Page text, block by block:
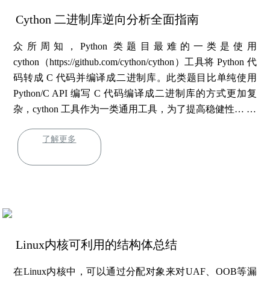
Cython 二进制库逆向分析全面指南
众所周知，Python 类题目最难的一类是使用
cython（https://github.com/cython/cython）工具将 Python 代
码转成 C 代码并编译成二进制库。此类题目比单纯使用
Python/C API 编写 C 代码编译成二进制库的方式更加复
杂，cython 工具作为一类通用工具，为了提高稳健性… …
了解更多
Linux内核可利用的结构体总结
在Linux内核中，可以通过分配对象来对UAF、OOB等漏